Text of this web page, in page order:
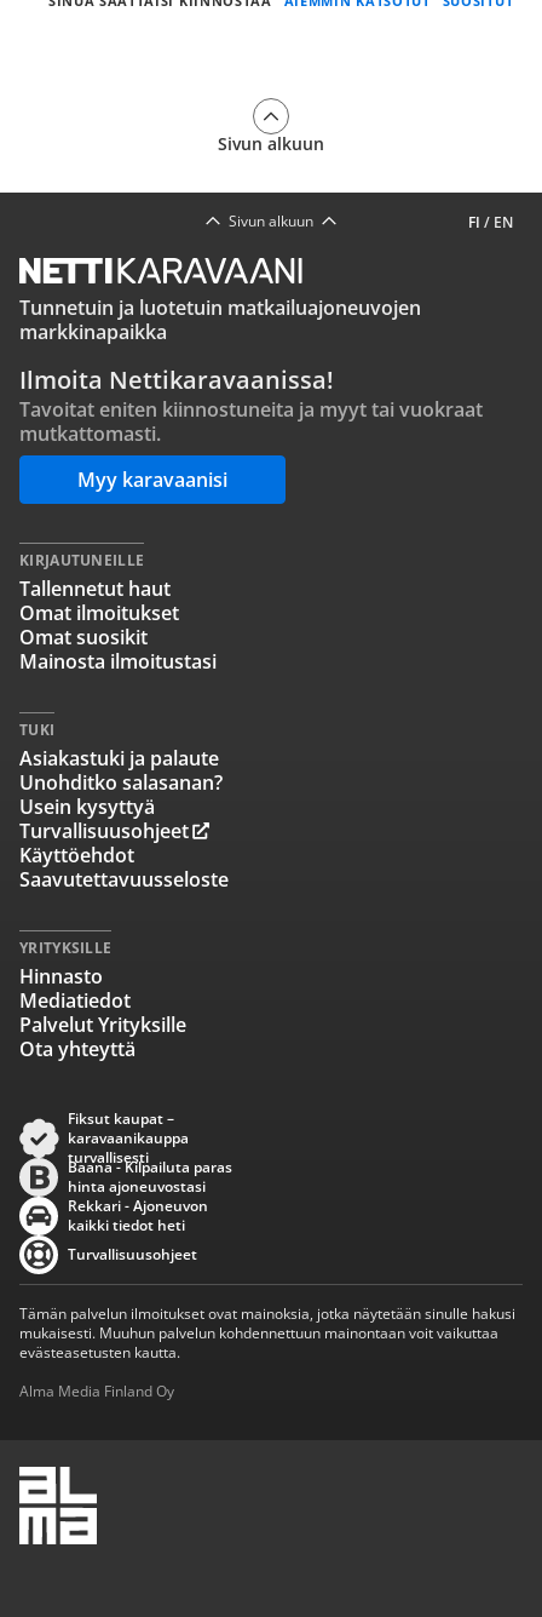
Sivun alkuun
FI / EN
Sivun alkuun
Tunnetuin ja luotetuin matkailuajoneuvojen
markkinapaikka
Ilmoita Nettikaravaanissa!
Tavoitat eniten kiinnostuneita ja myyt tai vuokraat
mutkattomasti.
Myy karavaanisi
KIRJAUTUNEILLE
Tallennetut haut
Omat ilmoitukset
Omat suosikit
Mainosta ilmoitustasi
TUKI
Asiakastuki ja palaute
Unohditko salasanan?
Usein kysyttyä
Turvallisuusohjeet
Käyttöehdot
Saavutettavuusseloste
YRITYKSILLE
Hinnasto
Mediatiedot
Palvelut Yrityksille
Ota yhteyttä
Fiksut kaupat –
karavaanikauppa
turvallisesti
Baana - Kilpailuta paras
hinta ajoneuvostasi
Rekkari - Ajoneuvon
kaikki tiedot heti
Turvallisuusohjeet
Tämän palvelun ilmoitukset ovat mainoksia, jotka näytetään sinulle hakusi
mukaisesti. Muuhun palvelun kohdennettuun mainontaan voit vaikuttaa
evästeasetusten kautta.
Alma Media Finland Oy